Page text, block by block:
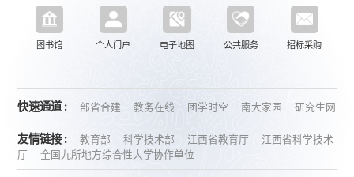
图书馆 个人门户 电子地图 公共服务 招标采购
快速通道 : 部省合建 教务在线 团学时空 南大家园 研究生网
友情链接 : 教育部 科学技术部 江西省教育厅
江西省科学技术
厅
全国九所地方综合性大学协作单位